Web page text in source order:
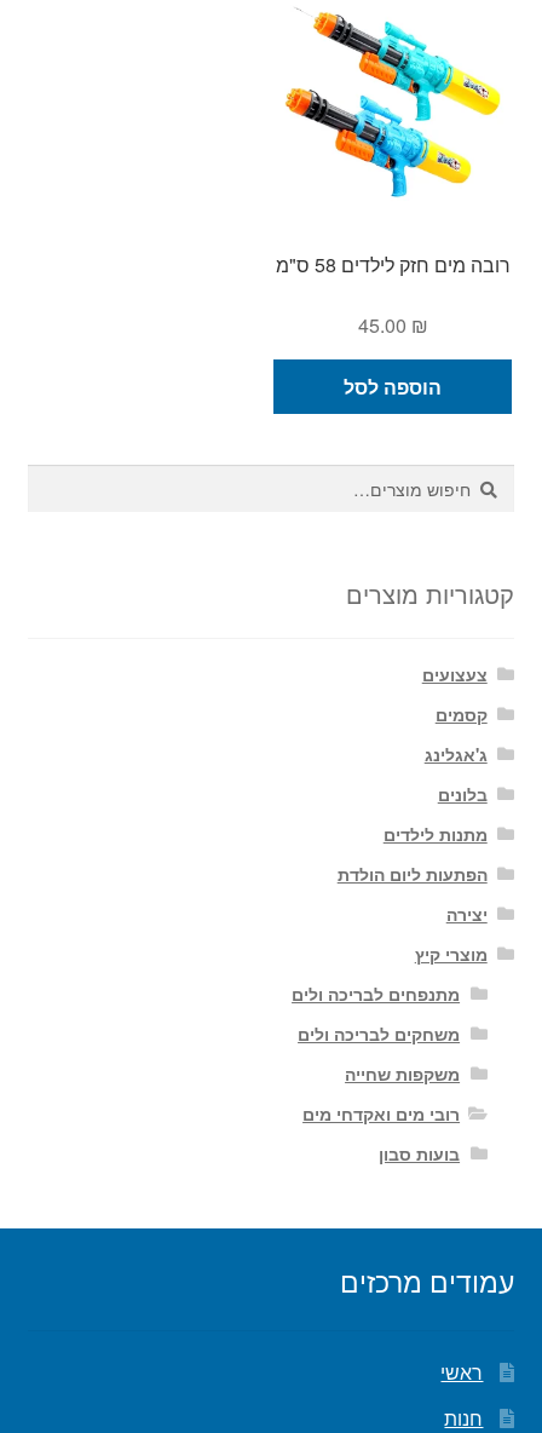
רובה מים חזק לילדים 58 ס"מ
45.00 ₪
הוספה לסל
חיפוש
עבור:
חיפוש
קטגוריות מוצרים
צעצועים
קסמים
ג'אגלינג
בלונים
מתנות לילדים
הפתעות ליום הולדת
יצירה
מוצרי קיץ
מתנפחים לבריכה ולים
משחקים לבריכה ולים
משקפות שחייה
רובי מים ואקדחי מים
בועות סבון
עמודים מרכזים
ראשי
חנות